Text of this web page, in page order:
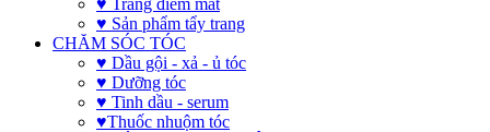
♥ Sản phẩm tẩy trang
CHĂM SÓC TÓC
♥ Dầu gội - xả - ủ tóc
♥ Dưỡng tóc
♥ Tinh dầu - serum
♥Thuốc nhuộm tóc